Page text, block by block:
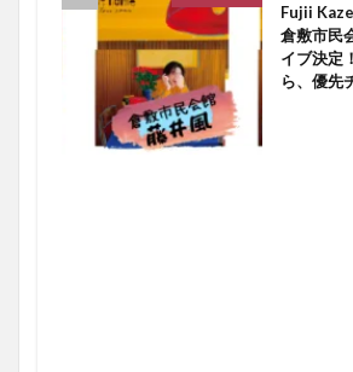
Fujii
倉敷市民
イブ決定
ら、優先